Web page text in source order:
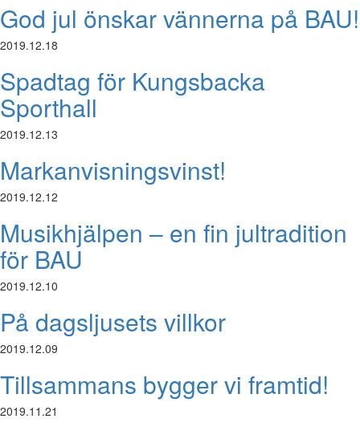
God jul önskar vännerna på BAU!
2019.12.18
Spadtag för Kungsbacka
Sporthall
2019.12.13
Markanvisningsvinst!
2019.12.12
Musikhjälpen – en fin jultradition
för BAU
2019.12.10
På dagsljusets villkor
2019.12.09
Tillsammans bygger vi framtid!
2019.11.21